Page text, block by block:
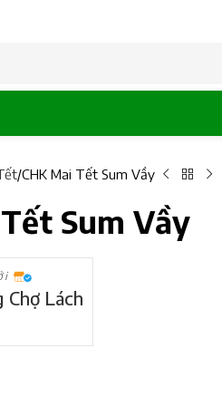
CHK Mai Tết Sum Vầy
Sum Vầy
Chợ Lách